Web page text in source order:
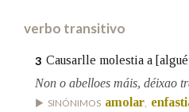
Nas definicións
Nos exemplos
verbo transitivo
3 Causarlle molestia a
Non o abelloes máis, déixao
SINÓNIMOS amolar,